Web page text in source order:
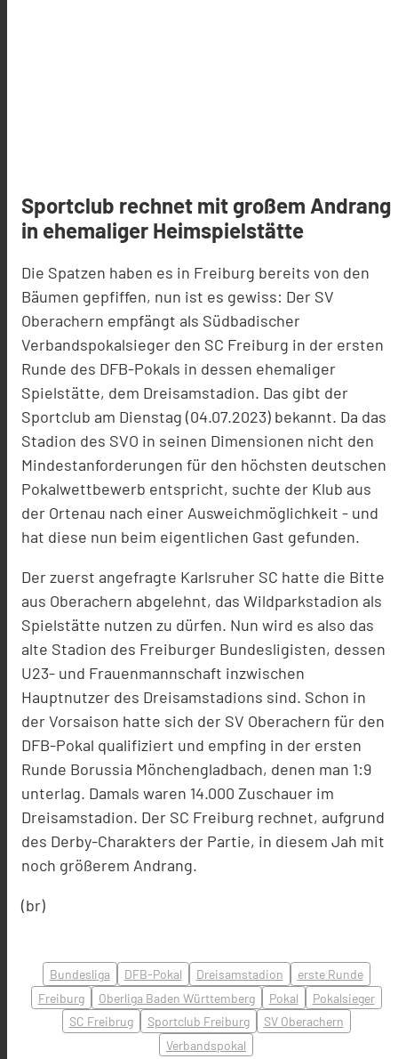
Sportclub rechnet mit großem Andrang
in ehemaliger Heimspielstätte
Die Spatzen haben es in Freiburg bereits von den
Bäumen gepfiffen, nun ist es gewiss: Der SV
Oberachern empfängt als Südbadischer
Verbandspokalsieger den SC Freiburg in der ersten
Runde des DFB-Pokals in dessen ehemaliger
Spielstätte, dem Dreisamstadion. Das gibt der
Sportclub am Dienstag (04.07.2023) bekannt. Da das
Stadion des SVO in seinen Dimensionen nicht den
Mindestanforderungen für den höchsten deutschen
Pokalwettbewerb entspricht, suchte der Klub aus
der Ortenau nach einer Ausweichmöglichkeit - und
hat diese nun beim eigentlichen Gast gefunden.
Der zuerst angefragte Karlsruher SC hatte die Bitte
aus Oberachern abgelehnt, das Wildparkstadion als
Spielstätte nutzen zu dürfen. Nun wird es also das
alte Stadion des Freiburger Bundesligisten, dessen
U23- und Frauenmannschaft inzwischen
Hauptnutzer des Dreisamstadions sind. Schon in
der Vorsaison hatte sich der SV Oberachern für den
DFB-Pokal qualifiziert und empfing in der ersten
Runde Borussia Mönchengladbach, denen man 1:9
unterlag. Damals waren 14.000 Zuschauer im
Dreisamstadion. Der SC Freiburg rechnet, aufgrund
des Derby-Charakters der Partie, in diesem Jah mit
noch größerem Andrang.
(br)
Bundesliga DFB-Pokal Dreisamstadion
erste Runde
Freiburg
Oberliga Baden Württemberg Pokal
Pokalsieger
SC Freibrug
Sportclub Freiburg
SV Oberachern
Verbandspokal